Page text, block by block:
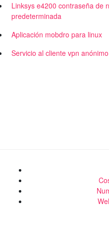
Linksys e4200 contraseña de
predeterminada
Aplicación mobdro para linux
Servicio al cliente vpn anónimo